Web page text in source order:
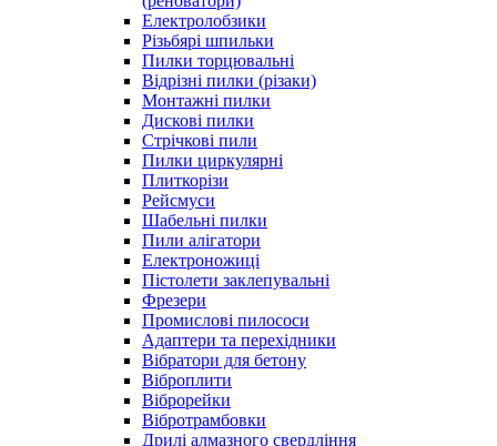
Електролобзики
Різьбярі шпильки
Пилки торцювальні
Відрізні пилки (різаки)
Монтажні пилки
Дискові пилки
Стрічкові пили
Пилки циркулярні
Плиткорізи
Рейсмуси
Шабельні пилки
Пили алігатори
Електроножиці
Пістолети заклепувальні
Фрезери
Промислові пилососи
Адаптери та перехідники
Вібратори для бетону
Віброплити
Віброрейки
Вібротрамбовки
Дрилі алмазного свердління